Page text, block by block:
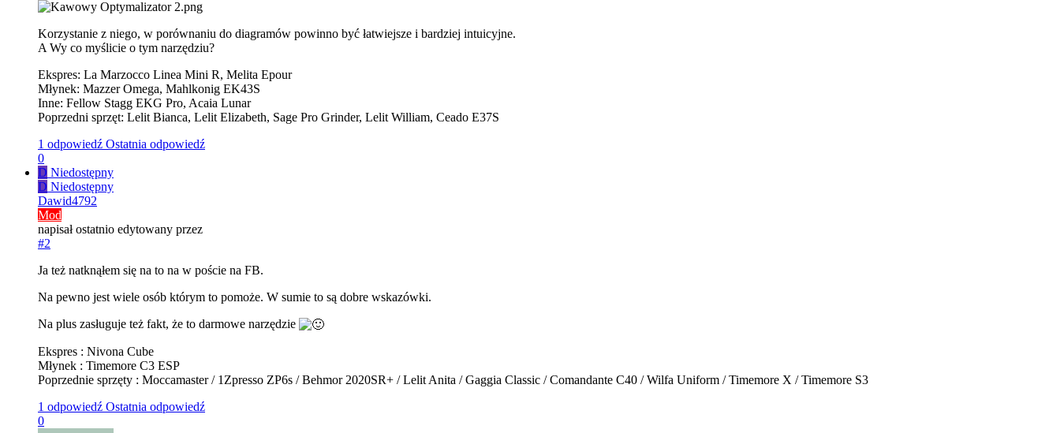
Korzystanie z niego, w porównaniu do diagramów powinno być łatwiejsze i bardziej intuicyjne.
A Wy co myślicie o tym narzędziu?
Ekspres: La Marzocco Linea Mini R, Melita Epour
Młynek: Mazzer Omega, Mahlkonig EK43S
Inne: Fellow Stagg EKG Pro, Acaia Lunar
Poprzedni sprzęt: Lelit Bianca, Lelit Elizabeth, Sage Pro Grinder, Lelit William, Ceado E37S
1 odpowiedź Ostatnia odpowiedź
0
D Niedostępny
D Niedostępny
Dawid4792
Mod
napisałostatnio edytowany przez
#2
Ja też natknąłem się na to na w poście na FB.
Na pewno jest wiele osób którym to pomoże. W sumie to są dobre wskazówki.
Na plus zasługuje też fakt, że to darmowe narzędzie
Ekspres : Nivona Cube
Młynek : Timemore C3 ESP
Poprzednie sprzęty : Moccamaster / 1Zpresso ZP6s / Behmor 2020SR+ / Lelit Anita / Gaggia Classic / Comandante C40 / Wilfa Uniform / Timemore X / Timemore S3
1 odpowiedź Ostatnia odpowiedź
0